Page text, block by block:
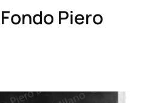
Piero